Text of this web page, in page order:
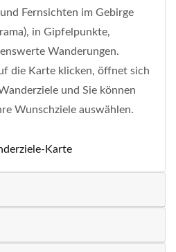
Fernsichten im Gebirge
in Gipfelpunkte,
Wanderungen.
die Karte klicken, öffnet sich
und Sie können
Wunschziele auswählen.